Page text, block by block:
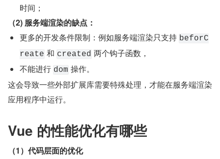
时间；
（2) 服务端渲染的缺点：
更多的开发条件限制：例如服务端渲染只支持 beforC
reate 和 created 两个钩子函数，
不能进行 dom 操作。
这会导致一些外部扩展库需要特殊处理，才能在服务端渲染
应用程序中运行。
Vue 的性能优化有哪些
（1）代码层面的优化